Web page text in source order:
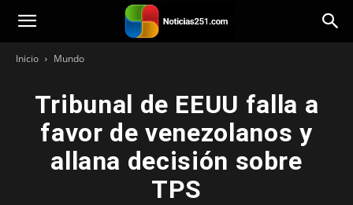
Noticias251
Inicio Mundo
Tribunal de EEUU falla a
favor de venezolanos y
allana decisión sobre
TPS